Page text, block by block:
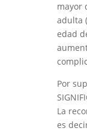
mayor
adulta
edad
Por
La
es